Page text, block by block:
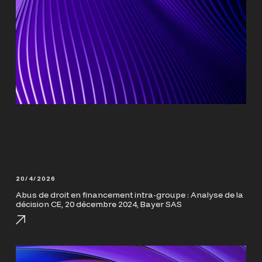
20/4/2026
Abus de droit en financement intra-groupe : Analyse de la
décision CE, 20 décembre 2024, Bayer SAS